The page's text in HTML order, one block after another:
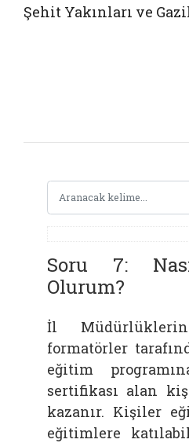
Şehit Yakınları ve
Soru 7:
Olurum?
İl
formatörler
eğitim
sertifikası alan
kazanır. Kişiler
eğitimlere